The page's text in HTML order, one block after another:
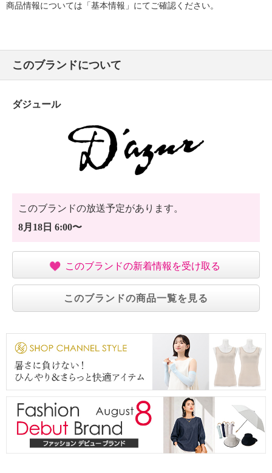
商品情報については「基本情報」にてご確認ください。
このブランドについて
ダジュール
このブランドの放送予定があります。
8月18日 6:00〜
このブランドの新着情報を受け取る
このブランドの商品一覧を見る